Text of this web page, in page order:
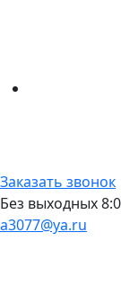
Заказать звонок
Без выходных
a3077@ya.ru